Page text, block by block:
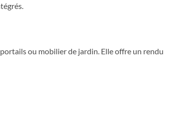
ou mobilier de jardin. Elle offre un rendu